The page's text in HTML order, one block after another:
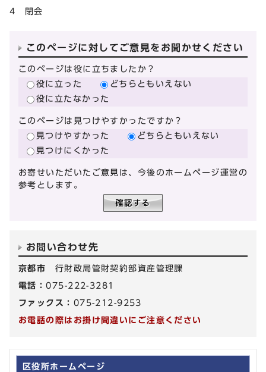
4 閉会
このページに対してご意見をお聞かせください
このページは役に立ちましたか？
役に立った
どちらともいえない
役に立たなかった
このページは見つけやすかったですか？
見つけやすかった
どちらともいえない
見つけにくかった
お寄せいただいたご意見は、今後のホームページ運営の
参考とします。
お問い合わせ先
京都市 行財政局管財契約部資産管理課
電話：075-222-3281
ファックス： 075-212-9253
お電話の際はお掛け間違いにご注意ください
区役所ホームページ